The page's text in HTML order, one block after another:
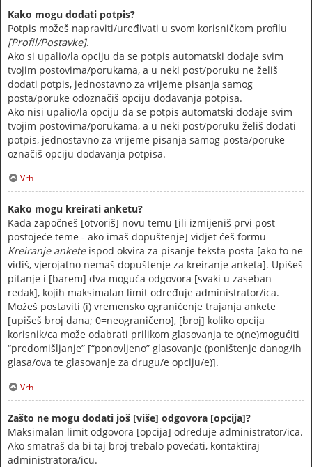
Kako mogu dodati potpis?
Potpis možeš napraviti/uređivati u svom korisničkom profilu
[Profil/Postavke].
Ako si upalio/la opciju da se potpis automatski dodaje svim
tvojim postovima/porukama, a u neki post/poruku ne želiš
dodati potpis, jednostavno za vrijeme pisanja samog
posta/poruke odoznačiš opciju dodavanja potpisa.
Ako nisi upalio/la opciju da se potpis automatski dodaje svim
tvojim postovima/porukama, a u neki post/poruku želiš dodati
potpis, jednostavno za vrijeme pisanja samog posta/poruke
označiš opciju dodavanja potpisa.
Vrh
Kako mogu kreirati anketu?
Kada započneš [otvoriš] novu temu [ili izmijeniš prvi post
postojeće teme - ako imaš dopuštenje] vidjet ćeš formu
Kreiranje anketeispod okvira za pisanje teksta posta [ako to ne
vidiš, vjerojatno nemaš dopuštenje za kreiranje anketa]. Upišeš
pitanje i [barem] dva moguća odgovora [svaki u zaseban
redak], kojih maksimalan limit određuje administrator/ica.
Možeš postaviti (i) vremensko ograničenje trajanja ankete
[upišeš broj dana; 0=neograničeno], [broj] koliko opcija
korisnik/ca može odabrati prilikom glasovanja te o(ne)mogućiti
“predomišljanje” [“ponovljeno” glasovanje (poništenje danog/ih
glasa/ova te glasovanje za drugu/e opciju/e)].
Vrh
Zašto ne mogu dodati još [više] odgovora [opcija]?
Maksimalan limit odgovora [opcija] određuje administrator/ica.
Ako smatraš da bi taj broj trebalo povećati, kontaktiraj
administratora/icu.